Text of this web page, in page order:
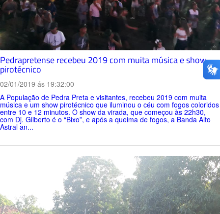
Pedrapretense recebeu 2019 com muita música e show
pirotécnico
02/01/2019 ás 19:32:00
A População de Pedra Preta e visitantes, recebeu 2019 com muita
música e um show pirotécnico que iluminou o céu com fogos coloridos
entre 10 e 12 minutos. O show da virada, que começou às 22h30,
com Dj. Gilberto é o “Bixo”, e após a queima de fogos, a Banda Alto
Astral an...